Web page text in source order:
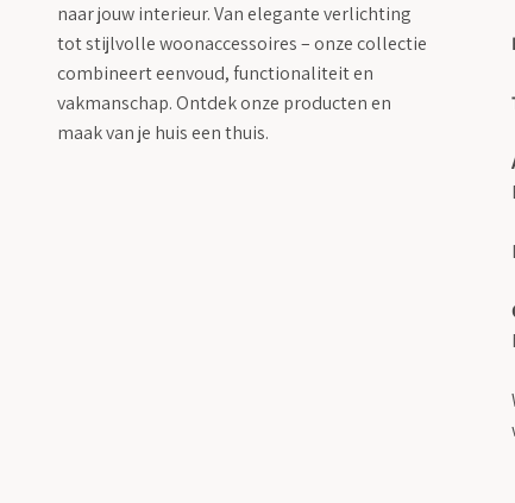
naar jouw interieur. Van elegante verlichting
tot stijlvolle woonaccessoires – onze collectie
combineert eenvoud, functionaliteit en
vakmanschap. Ontdek onze producten en
maak van je huis een thuis.